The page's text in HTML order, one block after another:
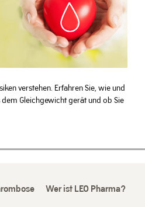
verstehen. Erfahren Sie, wie und
Gleichgewicht gerät und ob Sie
Wer ist LEO Pharma?